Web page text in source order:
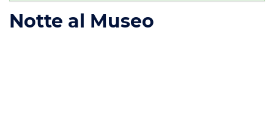
Notte al Museo